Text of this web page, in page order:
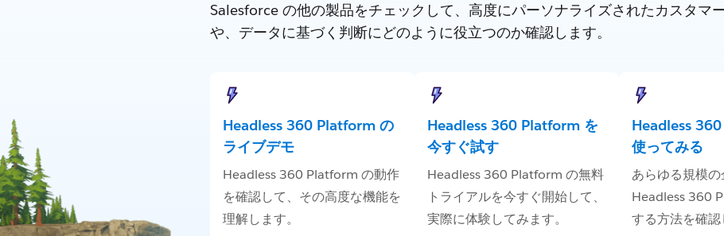
Salesforce の他の製品をチェックして、高度にパーソナライズされたカスタマ
や、データに基づく判断にどのように役立つのか確認します。
Headless 360 Platform の
ライブデモ
Headless 360 Platform の動作
を確認して、その高度な機能を
理解します。
Headless 360 Platform を
今すぐ試す
Headless 360 Platform の無料
トライアルを今すぐ開始して、
実際に体験してみます。
Headless
使ってみる
あらゆる規模
Headless 360
する方法を確認